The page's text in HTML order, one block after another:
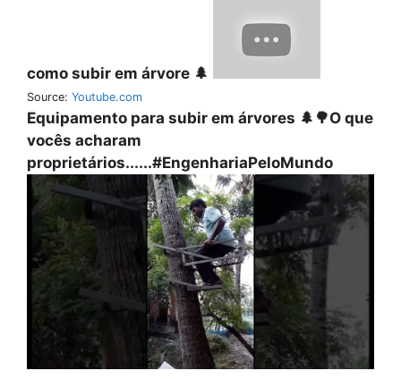
como subir em árvore 🌲
Source: Youtube.com
Equipamento para subir em árvores 🌲🌳O que
vocês acharam
proprietários......#EngenhariaPeloMundo